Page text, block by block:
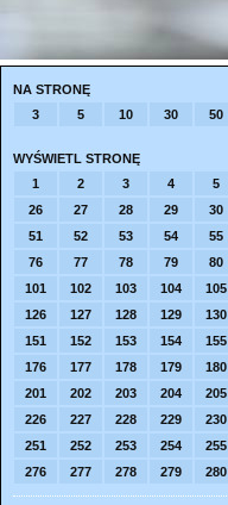
NA STRONĘ
3
5 10 30 50
WYŚWIETL STRONĘ
1
2 3 4 5
26
27 28 29 30
51
52 53 54 55
76
77 78 79 80
101
102 103 104 105
126
127 128 129 130
151
152 153 154 155
176
177 178 179 180
201
202 203 204 205
226
227 228 229 230
251
252 253 254 255
276
277 278 279 280